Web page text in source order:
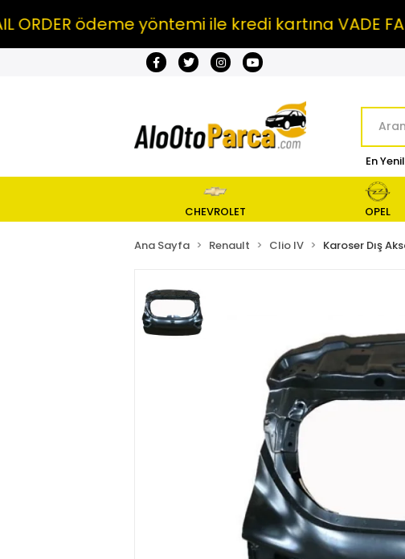
ödeme yöntemi ile kredi kartına VADE
En
CHEVROLET OPEL
Ana Sayfa Renault Clio IV Karoser Dış